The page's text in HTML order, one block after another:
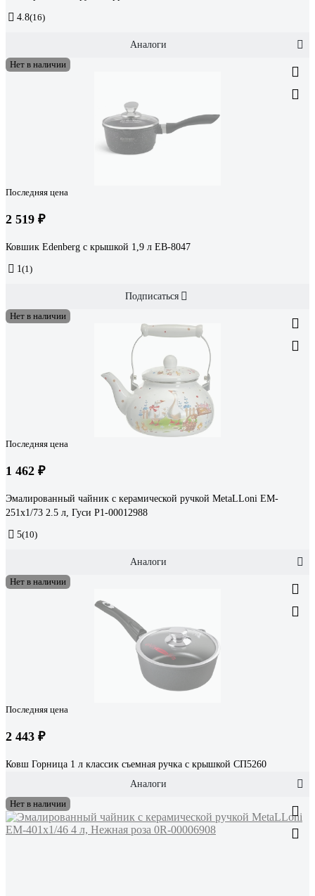
4.8(16)
Аналоги
Нет в наличии
Последняя цена
2 519 ₽
Ковшик Edenberg с крышкой 1,9 л EB-8047
1(1)
Подписаться
Нет в наличии
Последняя цена
1 462 ₽
Эмалированный чайник с керамической ручкой MetaLLoni EM-
251x1/73 2.5 л, Гуси Р1-00012988
5(10)
Аналоги
Нет в наличии
Последняя цена
2 443 ₽
Ковш Горница 1 л классик съемная ручка с крышкой СП5260
Аналоги
Нет в наличии